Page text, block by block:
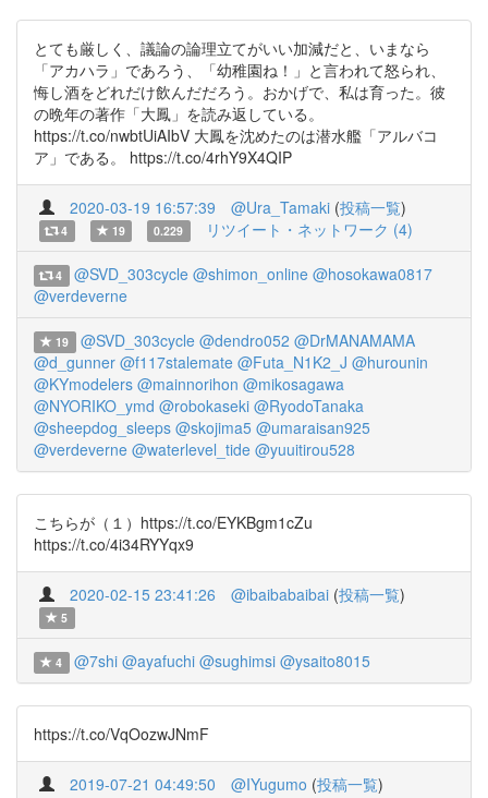
とても厳しく、議論の論理立てがいい加減だと、いまなら
「アカハラ」であろう、「幼稚園ね！」と言われて怒られ、
悔し酒をどれだけ飲んだだろう。おかげで、私は育った。彼
の晩年の著作「大鳳」を読み返している。
https://t.co/nwbtUiAIbV 大鳳を沈めたのは潜水艦「アルバコ
ア」である。 https://t.co/4rhY9X4QIP
2020-03-19 16:57:39 @Ura_Tamaki (投稿一覧)
4 19 0.229 リツイート・ネットワーク (4)
4 @SVD_303cycle @shimon_online @hosokawa0817
@verdeverne
19 @SVD_303cycle @dendro052 @DrMANAMAMA
@d_gunner @f117stalemate @Futa_N1K2_J @hurounin
@KYmodelers @mainnorihon @mikosagawa
@NYORIKO_ymd @robokaseki @RyodoTanaka
@sheepdog_sleeps @skojima5 @umaraisan925
@verdeverne @waterlevel_tide @yuuitirou528
こちらが（１）https://t.co/EYKBgm1cZu
https://t.co/4i34RYYqx9
2020-02-15 23:41:26 @ibaibabaibai (投稿一覧)
5
4 @7shi @ayafuchi @sughimsi @ysaito8015
https://t.co/VqOozwJNmF
2019-07-21 04:49:50 @IYugumo (投稿一覧)